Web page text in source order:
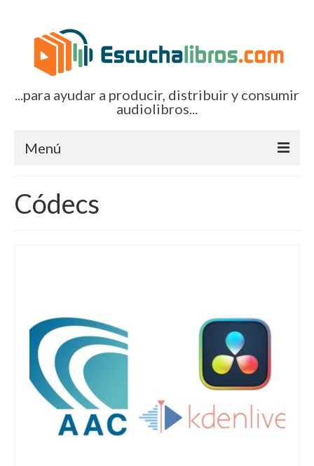
...para ayudar a producir, distribuir y consumir
audiolibros...
Menú
Artículos (todos)
Contacto (vía TecnoTur)
Códecs